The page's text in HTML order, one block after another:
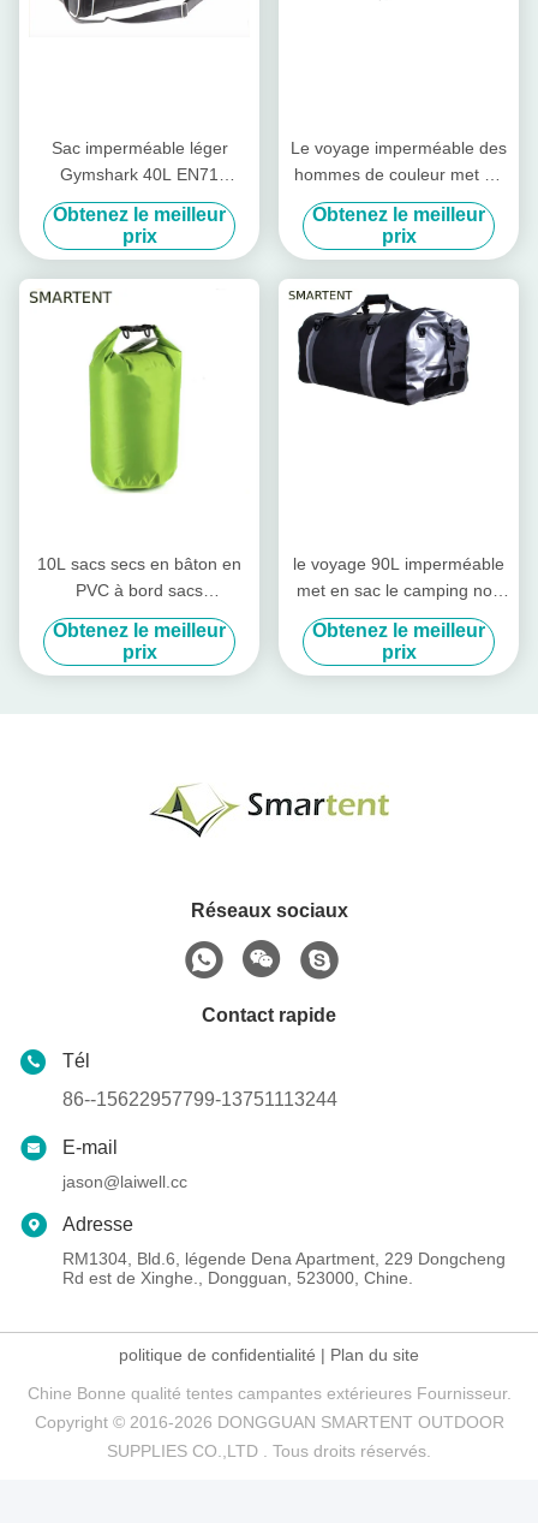
Sac imperméable léger
Gymshark 40L EN71
écologique de baril d'unité
centrale
Obtenez le meilleur
prix
Le voyage imperméable des
hommes de couleur met en
sac le sac marin à cuir de
gymnase 53X18X21cm
Obtenez le meilleur
prix
10L sacs secs en bâton en
PVC à bord sacs
imperméables en kayak
canoë nage plongée
Obtenez le meilleur
prix
le voyage 90L imperméable
met en sac le camping noir
argenté de sacs marins à
voyage
Obtenez le meilleur
prix
Réseaux sociaux
Contact rapide
Tél
86--15622957799-13751113244
E-mail
jason@laiwell.cc
Adresse
RM1304, Bld.6, légende Dena Apartment, 229 Dongcheng
Rd est de Xinghe., Dongguan, 523000, Chine.
politique de confidentialité | Plan du site
Chine Bonne qualité tentes campantes extérieures Fournisseur.
Copyright © 2016-2026 DONGGUAN SMARTENT OUTDOOR
SUPPLIES CO.,LTD . Tous droits réservés.